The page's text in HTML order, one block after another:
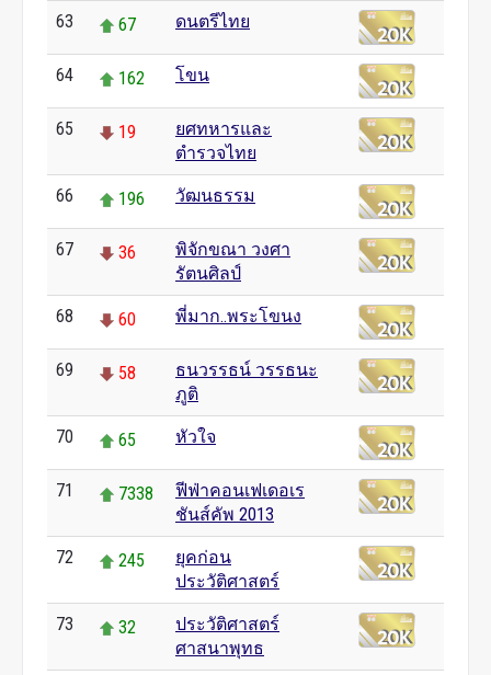
63 67 ดนตรีไทย
64 162 โขน
65 19
ยศทหารและ
ตำรวจไทย
66 196 วัฒนธรรม
67 36
พิจักขณา วงศา
รัตนศิลป์
68 60 พี่มาก..พระโขนง
69 58
ธนวรรธน์ วรรธนะ
ภูติ
70 65 หัวใจ
71 7338
ฟีฟ่าคอนเฟเดอเร
ชันส์คัพ 2013
72 245
ยุคก่อน
ประวัติศาสตร์
73 32
ประวัติศาสตร์
ศาสนาพุทธ